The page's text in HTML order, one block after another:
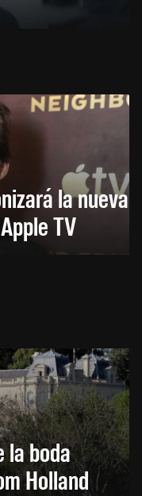
la nueva
TV
la boda
Holland